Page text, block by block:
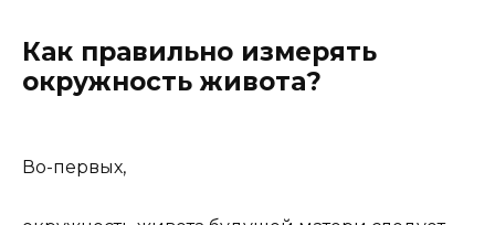
Как правильно измерять
окружность живота?
Во-первых,